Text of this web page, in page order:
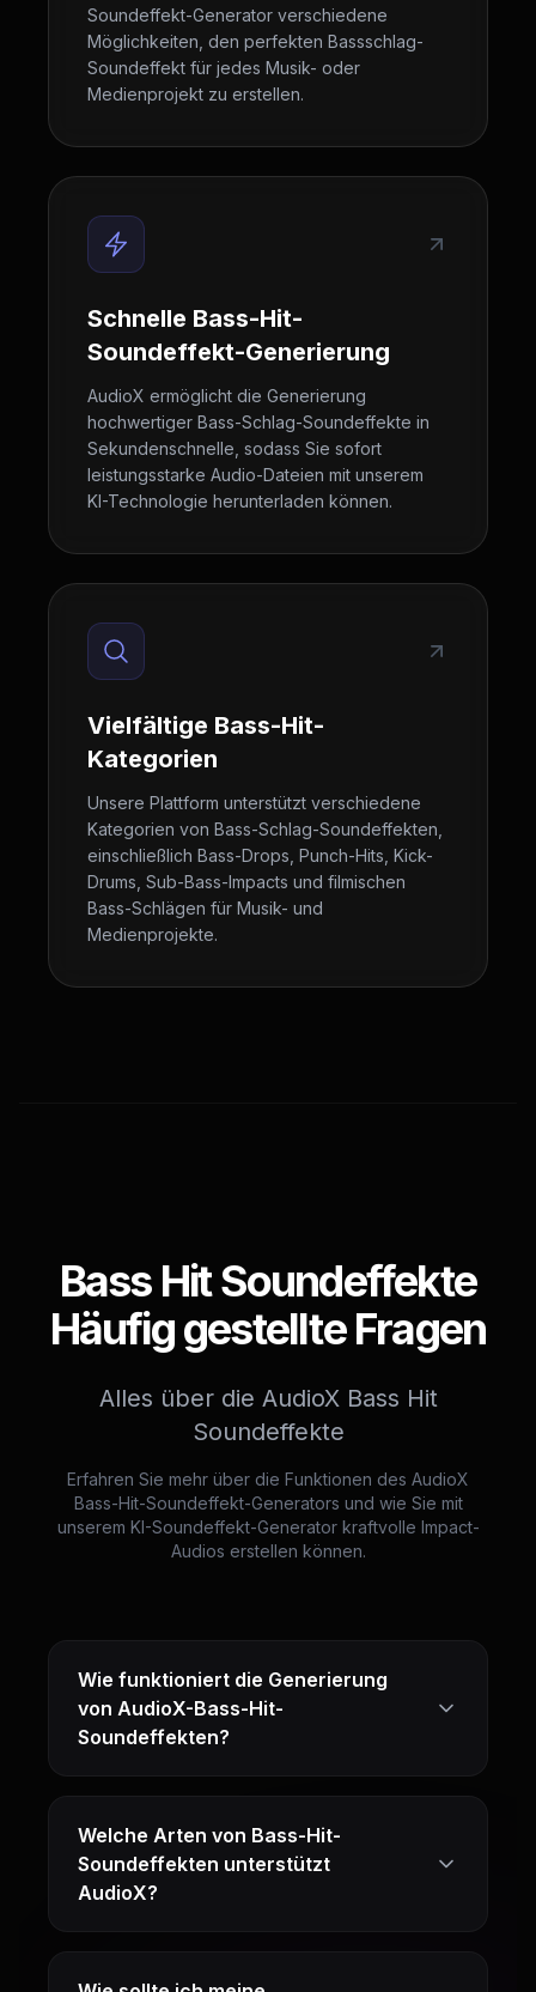
Soundeffekt-Generator verschiedene
Möglichkeiten, den perfekten Bassschlag-
Soundeffekt für jedes Musik- oder
Medienprojekt zu erstellen.
Schnelle Bass-Hit-
Soundeffekt-Generierung
AudioX ermöglicht die Generierung
hochwertiger Bass-Schlag-Soundeffekte in
Sekundenschnelle, sodass Sie sofort
leistungsstarke Audio-Dateien mit unserem
KI-Technologie herunterladen können.
Vielfältige Bass-Hit-
Kategorien
Unsere Plattform unterstützt verschiedene
Kategorien von Bass-Schlag-Soundeffekten,
einschließlich Bass-Drops, Punch-Hits, Kick-
Drums, Sub-Bass-Impacts und filmischen
Bass-Schlägen für Musik- und
Medienprojekte.
Bass Hit Soundeffekte
Häufig gestellte Fragen
Alles über die AudioX Bass Hit
Soundeffekte
Erfahren Sie mehr über die Funktionen des AudioX
Bass-Hit-Soundeffekt-Generators und wie Sie mit
unserem KI-Soundeffekt-Generator kraftvolle Impact-
Audios erstellen können.
Wie funktioniert die Generierung
von AudioX-Bass-Hit-
Soundeffekten?
Welche Arten von Bass-Hit-
Soundeffekten unterstützt
AudioX?